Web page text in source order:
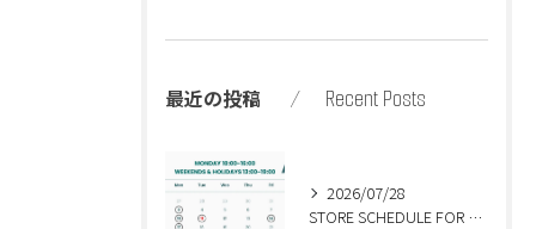
最近の投稿 Recent Posts
2026/07/28
STORE SCHEDULE FOR AUGUST🍉